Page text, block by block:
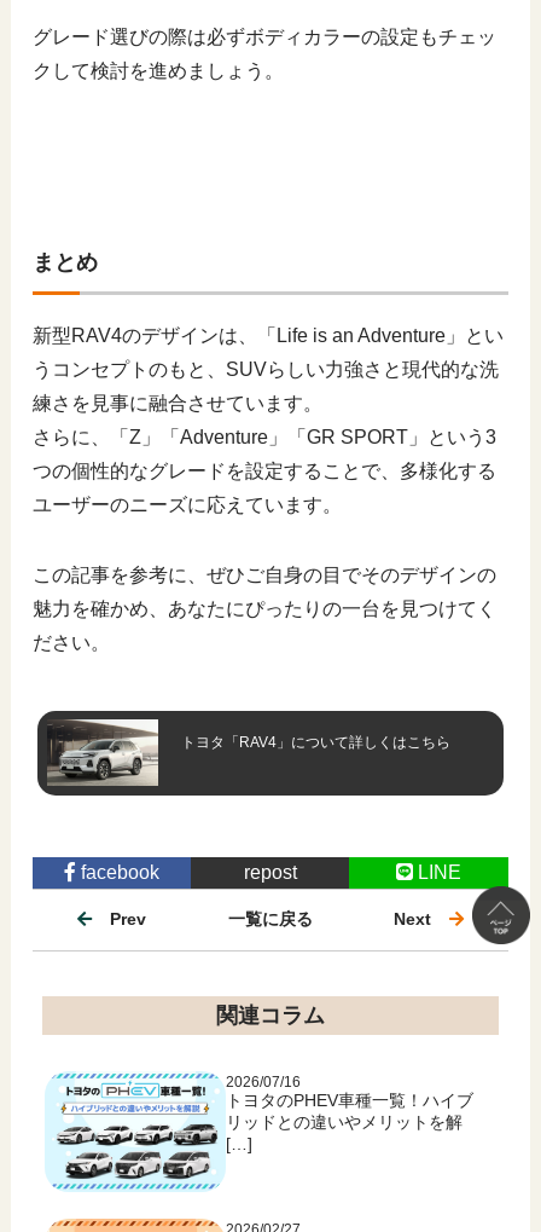
グレード選びの際は必ずボディカラーの設定もチェッ
クして検討を進めましょう。
まとめ
新型RAV4のデザインは、「Life is an Adventure」とい
うコンセプトのもと、SUVらしい力強さと現代的な洗
練さを見事に融合させています。
さらに、「Z」「Adventure」「GR SPORT」という3
つの個性的なグレードを設定することで、多様化する
ユーザーのニーズに応えています。
この記事を参考に、ぜひご自身の目でそのデザインの
魅力を確かめ、あなたにぴったりの一台を見つけてく
ださい。
トヨタ「RAV4」について詳しくはこちら
facebook repost LINE
Prev 一覧に戻る Next
関連コラム
2026/07/16
トヨタのPHEV車種一覧！ハイブ
リッドとの違いやメリットを解
[…]